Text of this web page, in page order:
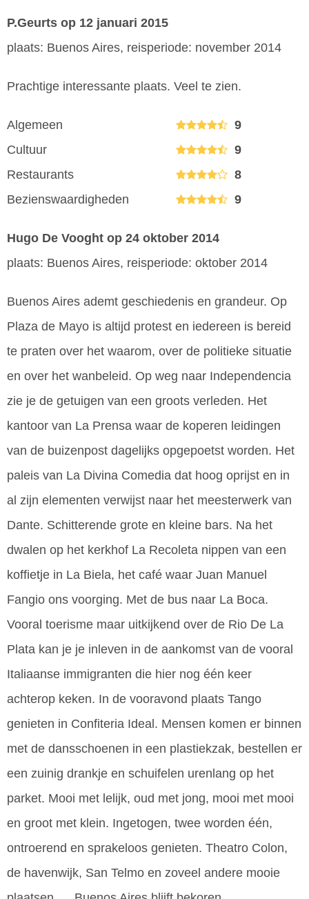
P.Geurts op 12 januari 2015
plaats: Buenos Aires, reisperiode: november 2014
Prachtige interessante plaats. Veel te zien.
Algemeen
9
Cultuur
9
Restaurants
8
Bezienswaardigheden
9
Hugo De Vooght op 24 oktober 2014
plaats: Buenos Aires, reisperiode: oktober 2014
Buenos Aires ademt geschiedenis en grandeur. Op
Plaza de Mayo is altijd protest en iedereen is bereid
te praten over het waarom, over de politieke situatie
en over het wanbeleid. Op weg naar Independencia
zie je de getuigen van een groots verleden. Het
kantoor van La Prensa waar de koperen leidingen
van de buizenpost dagelijks opgepoetst worden. Het
paleis van La Divina Comedia dat hoog oprijst en in
al zijn elementen verwijst naar het meesterwerk van
Dante. Schitterende grote en kleine bars. Na het
dwalen op het kerkhof La Recoleta nippen van een
koffietje in La Biela, het café waar Juan Manuel
Fangio ons voorging. Met de bus naar La Boca.
Vooral toerisme maar uitkijkend over de Rio De La
Plata kan je je inleven in de aankomst van de vooral
Italiaanse immigranten die hier nog één keer
achterop keken. In de vooravond plaats Tango
genieten in Confiteria Ideal. Mensen komen er binnen
met de dansschoenen in een plastiekzak, bestellen er
een zuinig drankje en schuifelen urenlang op het
parket. Mooi met lelijk, oud met jong, mooi met mooi
en groot met klein. Ingetogen, twee worden één,
ontroerend en sprakeloos genieten. Theatro Colon,
de havenwijk, San Telmo en zoveel andere mooie